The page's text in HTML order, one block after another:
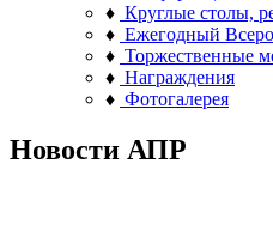
♦ Круглые столы,
♦ Ежегодный
♦ Торжественные
♦ Награждения
♦ Фотогалерея
Новости АПР